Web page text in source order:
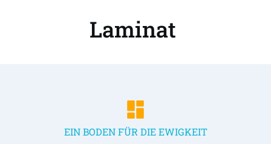
Laminat
EIN BODEN FÜR DIE EWIGKEIT